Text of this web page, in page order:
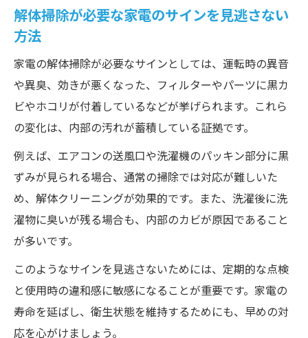
解体掃除が必要な家電のサインを見逃さない
方法
家電の解体掃除が必要なサインとしては、運転時の異音
や異臭、効きが悪くなった、フィルターやパーツに黒カ
ビやホコリが付着しているなどが挙げられます。これら
の変化は、内部の汚れが蓄積している証拠です。
例えば、エアコンの送風口や洗濯機のパッキン部分に黒
ずみが見られる場合、通常の掃除では対応が難しいた
め、解体クリーニングが効果的です。また、洗濯後に洗
濯物に臭いが残る場合も、内部のカビが原因であること
が多いです。
このようなサインを見逃さないためには、定期的な点検
と使用時の違和感に敏感になることが重要です。家電の
寿命を延ばし、衛生状態を維持するためにも、早めの対
応を心がけましょう。